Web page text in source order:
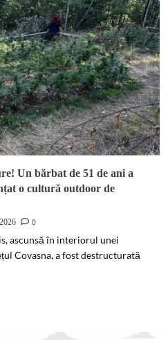
Un bărbat de 51 de ani a
o cultură outdoor de
0
ascunsă în interiorul unei
Covasna, a fost destructurată